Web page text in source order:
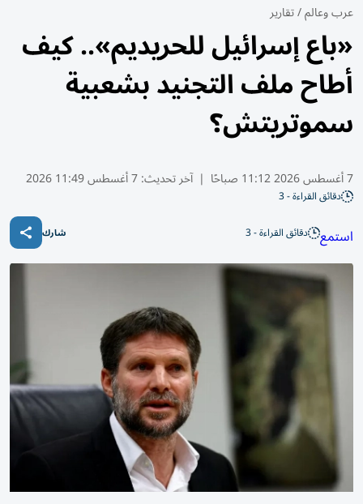
عرب وعالم/تقارير
«باع إسرائيل للحريديم».. كيف
أطاح ملف التجنيد بشعبية
سموتريتش؟
7 أغسطس 2026 11:12 صباحًا | آخر تحديث:7 أغسطس 11:49 2026
دقائق القراءة - 3
استمع دقائق القراءة - 3 شارك